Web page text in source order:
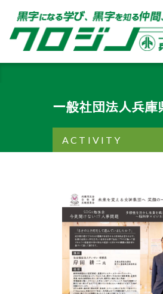
一般社団法人兵庫
ACTIVITY